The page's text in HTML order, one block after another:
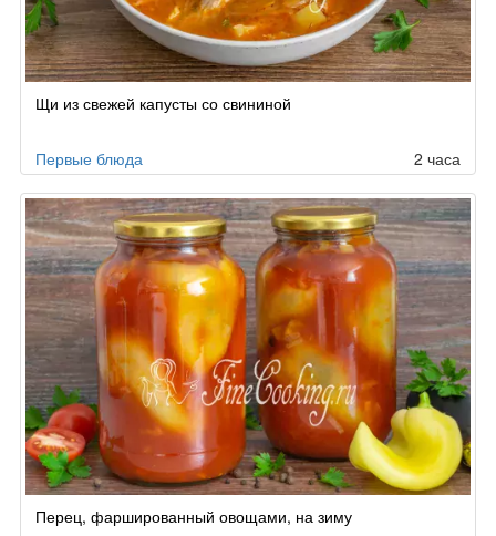
Щи из свежей капусты со свининой
Первые блюда 2 часа
Перец, фаршированный овощами, на зиму